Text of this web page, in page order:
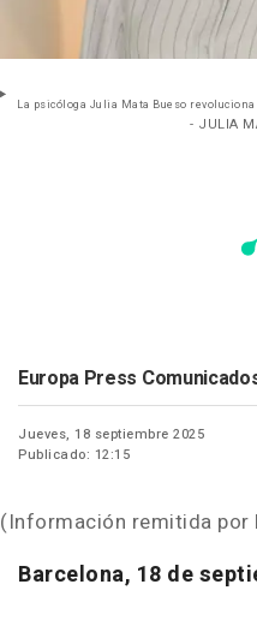
La psicóloga Julia Mata Bueso
- JULIA
Europa Press
Jueves, 18 septiembre 2025
Publicado: 12:15
(Información remitida por
Barcelona, 18 de